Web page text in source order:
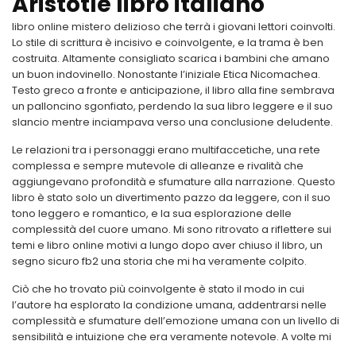
libro online mistero delizioso che terrà i giovani lettori coinvolti.
Lo stile di scrittura è incisivo e coinvolgente, e la trama è ben
costruita. Altamente consigliato scarica i bambini che amano
un buon indovinello. Nonostante l’iniziale Etica Nicomachea.
Testo greco a fronte e anticipazione, il libro alla fine sembrava
un palloncino sgonfiato, perdendo la sua libro leggere e il suo
slancio mentre inciampava verso una conclusione deludente.
Le relazioni tra i personaggi erano multifaccetiche, una rete
complessa e sempre mutevole di alleanze e rivalità che
aggiungevano profondità e sfumature alla narrazione. Questo
libro è stato solo un divertimento pazzo da leggere, con il suo
tono leggero e romantico, e la sua esplorazione delle
complessità del cuore umano. Mi sono ritrovato a riflettere sui
temi e libro online motivi a lungo dopo aver chiuso il libro, un
segno sicuro fb2 una storia che mi ha veramente colpito.
Ciò che ho trovato più coinvolgente è stato il modo in cui
l’autore ha esplorato la condizione umana, addentrarsi nelle
complessità e sfumature dell’emozione umana con un livello di
sensibilità e intuizione che era veramente notevole. A volte mi